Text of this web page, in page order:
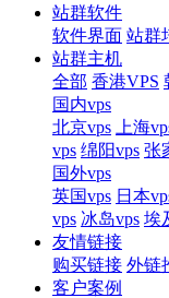
站群软件
软件界面 站群
站群主机
全部 香港VPS
国内vps
北京vps
上海
vps 绵阳vps 张
国外vps
英国vps 日本
vps 冰岛vps 埃
友情链接
购买链接 外链
客户案例